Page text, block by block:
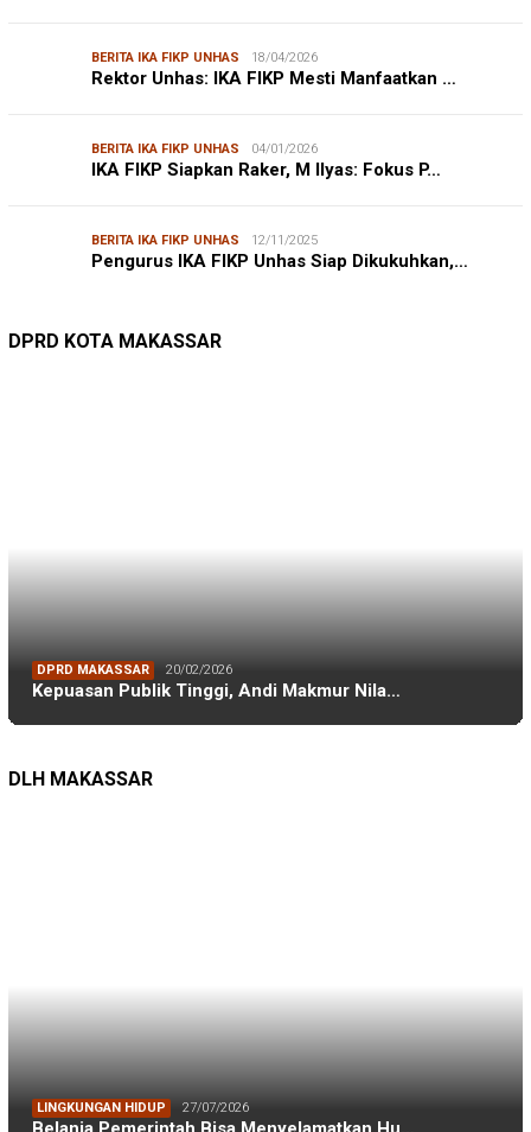
BERITA IKA FIKP UNHAS 18/04/2026
Rektor Unhas: IKA FIKP Mesti Manfaatkan …
BERITA IKA FIKP UNHAS 04/01/2026
IKA FIKP Siapkan Raker, M Ilyas: Fokus P…
BERITA IKA FIKP UNHAS 12/11/2025
Pengurus IKA FIKP Unhas Siap Dikukuhkan,…
DPRD KOTA MAKASSAR
Kepuasan Publik Tinggi, Andi Makmur Nila…